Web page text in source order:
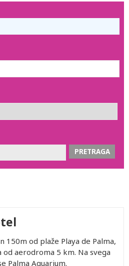
150m od plaže Playa de Palma,
aerodroma 5 km. Na svega
Palma Aquarium.